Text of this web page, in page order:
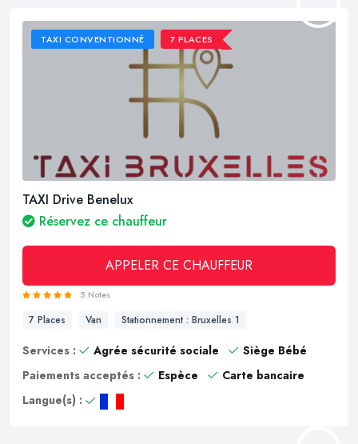
TAXI CONVENTIONNÉ 7 PLACES
TAXI Drive Benelux
Réservez ce chauffeur
APPELER CE CHAUFFEUR
5 Notes
7 Places Van Stationnement : Bruxelles 1
Services : Agrée sécurité sociale
Siège Bébé
Paiements acceptés :
Espèce
Carte bancaire
Langue(s) :